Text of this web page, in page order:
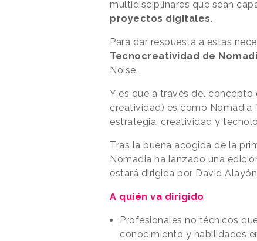
multidisciplinares que sean
proyectos digitales.
Para dar respuesta a estas
Tecnocreatividad de
Noise.
Y es que a través del concepto
creatividad) es como Nomadia
estrategia, creatividad y
Tras la buena acogida de la
Nomadia ha lanzado una
estará dirigida por David
A quién va dirigido
Profesionales no técnicos
conocimiento y habilidades